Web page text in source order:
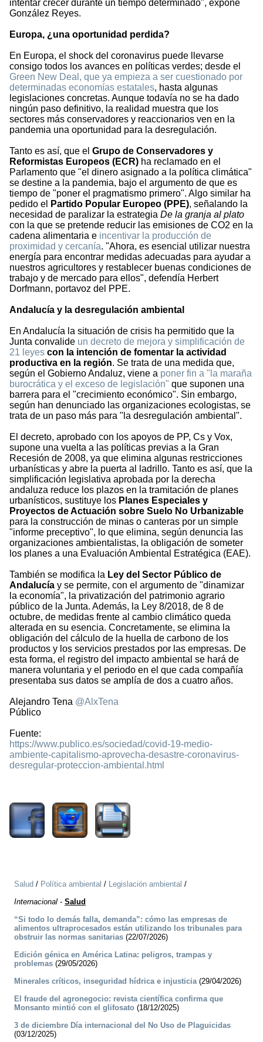
intentar crecer durante un tiempo determinado", expone
González Reyes.
Europa, ¿una oportunidad perdida?
En Europa, el shock del coronavirus puede llevarse
consigo todos los avances en políticas verdes; desde el
Green New Deal, que ya empieza a ser cuestionado por
determinadas economías estatales, hasta algunas
legislaciones concretas. Aunque todavía no se ha dado
ningún paso definitivo, la realidad muestra que los
sectores más conservadores y reaccionarios ven en la
pandemia una oportunidad para la desregulación.
Tanto es así, que el Grupo de Conservadores y
Reformistas Europeos (ECR) ha reclamado en el
Parlamento que "el dinero asignado a la política climática"
se destine a la pandemia, bajo el argumento de que es
tiempo de "poner el pragmatismo primero". Algo similar ha
pedido el
Partido Popular Europeo (PPE), señalando la
necesidad de paralizar la estrategia De la granja al plato
con la que se pretende reducir las emisiones de CO2 en la
cadena alimentaria e incentivar la producción de
proximidad y cercanía. "Ahora, es esencial utilizar nuestra
energía para encontrar medidas adecuadas para ayudar a
nuestros agricultores y restablecer buenas condiciones de
trabajo y de mercado para ellos", defendía Herbert
Dorfmann, portavoz del PPE.
Andalucía y la desregulación ambiental
En Andalucía la situación de crisis ha permitido que la
Junta convalide un decreto de mejora y simplificación de
21 leyes con la intención de fomentar la actividad
productiva en la región. Se trata de una medida que,
según el Gobierno Andaluz, viene a poner fin a "la maraña
burocrática y el exceso de legislación" que suponen una
barrera para el "crecimiento económico". Sin embargo,
según han denunciado las organizaciones ecologistas, se
trata de un paso más para "la desregulación ambiental".
El decreto, aprobado con los apoyos de PP, Cs y Vox,
supone una vuelta a las políticas previas a la Gran
Recesión de 2008, ya que elimina algunas restricciones
urbanísticas y abre la puerta al ladrillo. Tanto es así, que la
simplificación legislativa aprobada por la derecha
andaluza reduce los plazos en la tramitación de planes
urbanísticos, sustituye los Planes Especiales y
Proyectos de Actuación sobre Suelo No Urbanizable
para la construcción de minas o canteras por un simple
"informe preceptivo", lo que elimina, según denuncia las
organizaciones ambientalistas, la obligación de someter
los planes a una Evaluación Ambiental Estratégica (EAE).
También se modifica la Ley del Sector Público de
Andalucía y se permite, con el argumento de "dinamizar
la economía", la privatización del patrimonio agrario
público de la Junta. Además, la Ley 8/2018, de 8 de
octubre, de medidas frente al cambio climático queda
alterada en su esencia. Concretamente, se elimina la
obligación del cálculo de la huella de carbono de los
productos y los servicios prestados por las empresas. De
esta forma, el registro del impacto ambiental se hará de
manera voluntaria y el periodo en el que cada compañía
presentaba sus datos se amplía de dos a cuatro años.
Alejandro Tena @AlxTena
Público
Fuente:
https://www.publico.es/sociedad/covid-19-medio-
ambiente-capitalismo-aprovecha-desastre-coronavirus-
desregular-proteccion-ambiental.html
Salud / Política ambiental / Legislación ambiental /
Internacional - Salud
“Si todo lo demás falla, demanda”: cómo las empresas de
alimentos ultraprocesados están utilizando los tribunales para
obstruir las normas sanitarias (22/07/2026)
Edición génica en América Latina: peligros, trampas y
problemas (29/05/2026)
Minerales críticos, inseguridad hídrica e injusticia(29/04/2026)
El fraude del agronegocio: revista científica confirma que
Monsanto mintió con el glifosato (18/12/2025)
3 de diciembre Día internacional del No Uso de Plaguicidas
(03/12/2025)